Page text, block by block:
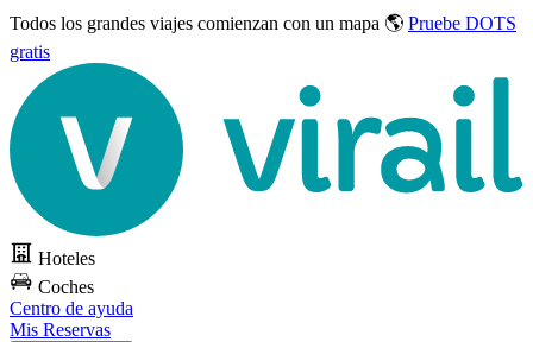
Todos los grandes viajes comienzan con un mapa 🌎 Pruebe DOTS
gratis
Hoteles
Coches
Centro de ayuda
Mis Reservas